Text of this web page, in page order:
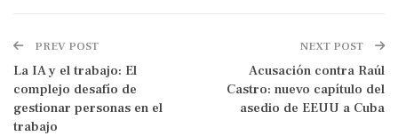
PREV POST
La IA y el trabajo: El
complejo desafío de
gestionar personas en el
trabajo
NEXT POST
Acusación contra Raúl
Castro: nuevo capítulo del
asedio de EEUU a Cuba